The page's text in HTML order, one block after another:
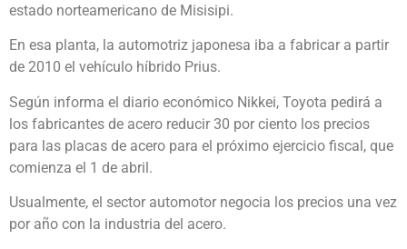
estado norteamericano de Misisipi.
En esa planta, la automotriz japonesa iba a fabricar a partir
de 2010 el vehículo híbrido Prius.
Según informa el diario económico Nikkei, Toyota pedirá a
los fabricantes de acero reducir 30 por ciento los precios
para las placas de acero para el próximo ejercicio fiscal, que
comienza el 1 de abril.
Usualmente, el sector automotor negocia los precios una vez
por año con la industria del acero.